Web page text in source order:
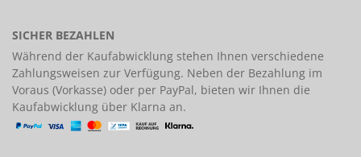
SICHER BEZAHLEN
Während der Kaufabwicklung stehen Ihnen verschiedene
Zahlungsweisen zur Verfügung. Neben der Bezahlung im
Voraus (Vorkasse) oder per PayPal, bieten wir Ihnen die
Kaufabwicklung über Klarna an.